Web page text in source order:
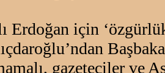
Erdoğan için
gazeteciler ve